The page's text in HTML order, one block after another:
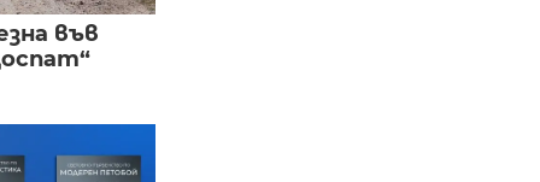
във